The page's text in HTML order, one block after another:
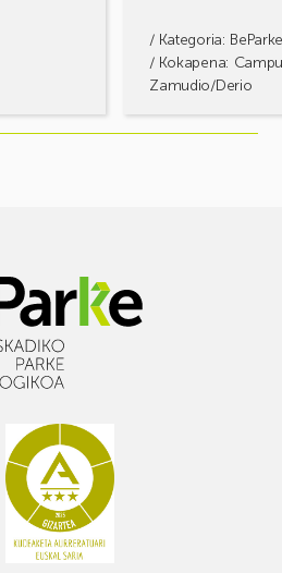
/ Kategoria:
/ Kokapena:
Zamudio/Derio